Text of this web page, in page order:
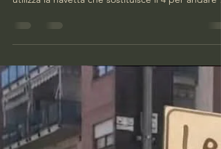
facciamobarriera
10 giu
LAVORI IN CORSO (GIULIO
CESARE)